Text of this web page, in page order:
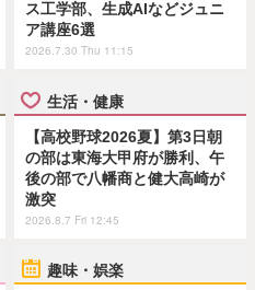
ス工学部、生成AIなどジュニ
ア講座6選
2026.7.30 Thu 11:15
生活・健康
【高校野球2026夏】第3日朝
の部は東海大甲府が勝利、午
後の部で八幡商と健大高崎が
激突
2026.8.7 Fri 12:45
趣味・娯楽